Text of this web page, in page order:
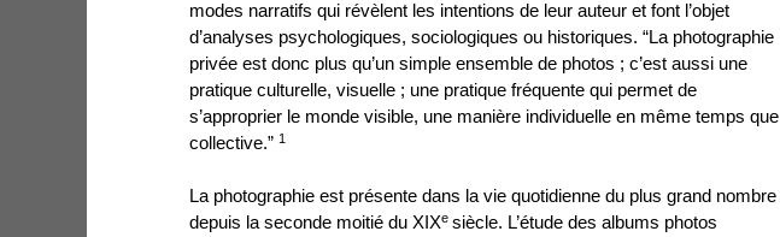
modes narratifs qui révèlent les intentions de leur auteur et font l’objet
d’analyses psychologiques, sociologiques ou historiques. “La photographie
privée est donc plus qu’un simple ensemble de photos ; c’est aussi une
pratique culturelle, visuelle ; une pratique fréquente qui permet de
s’approprier le monde visible, une manière individuelle en même temps que
collective.” 1
La photographie est présente dans la vie quotidienne du plus grand nombre
depuis la seconde moitié du XIXe siècle. L’étude des albums photos